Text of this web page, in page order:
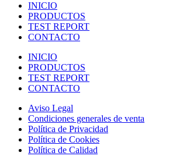
INICIO
PRODUCTOS
TEST REPORT
CONTACTO
INICIO
PRODUCTOS
TEST REPORT
CONTACTO
Aviso Legal
Condiciones generales de venta
Política de Privacidad
Política de Cookies
Política de Calidad